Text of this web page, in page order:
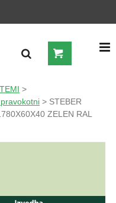
>
> STEBER
ZELEN RAL